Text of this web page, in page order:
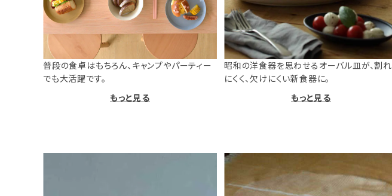
普段の食卓はもちろん、キャンプやパーティー
でも大活躍です。
もっと見る
昭和の洋食器を思わせるオーバル皿が、割れ
にくく、欠けにくい新食器に。
もっと見る